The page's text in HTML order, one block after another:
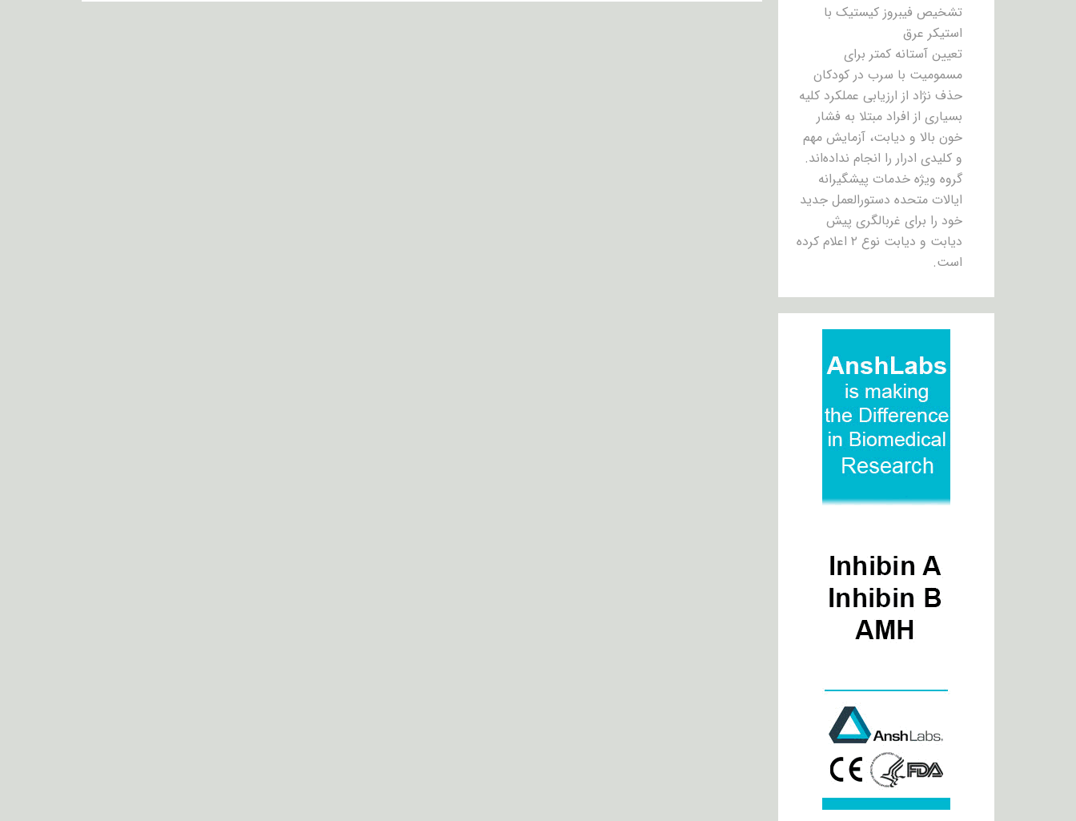
تشخیص فیبروز کیستیک با
استیکر عرق
تعیین آستانه کمتر برای
مسمومیت با سرب در کودکان
حذف نژاد از ارزیابی عملکرد کلیه
بسیاری از افراد مبتلا به فشار
خون بالا و دیابت، آزمایش مهم
و کلیدی ادرار را انجام نداده‌اند.
گروه ویژه خدمات پیشگیرانه
ایالات متحده دستورالعمل جدید
خود را برای غربالگری پیش
دیابت و دیابت نوع ۲ اعلام کرده
است.